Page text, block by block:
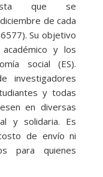
que se
de cada
Su objetivo
y los
social (ES).
investigadores
y todas
en diversas
y solidaria. Es
de envío ni
para quienes